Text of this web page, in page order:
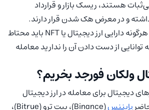
هستند، ریسک بازار و قرارداد
و در معرض هک شدن قرار دارند.
بنابراین، قبل از خرید هرگونه دارایی ارز دیجیتال یا NFT باید محتاط
توانایی از دست دادن آن را ندارید معامله
ولکان فورجد بخریم؟
دیجیتال برای معامله در ارز دیجیتال
بایننس
(Binance)، بیت ترو (Bitrue)،